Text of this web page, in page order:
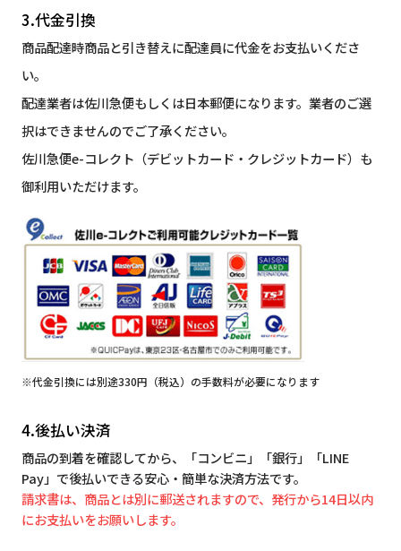
3.代金引換
商品配達時商品と引き替えに配達員に代金をお支払いくださ
い。
配達業者は佐川急便もしくは日本郵便になります。業者のご選
択はできませんのでご了承ください。
佐川急便e-コレクト（デビットカード・クレジットカード）も
御利用いただけます。
※代金引換には別途330円（税込）の手数料が必要になります
4.後払い決済
商品の到着を確認してから、「コンビニ」「銀行」「LINE
Pay」で後払いできる安心・簡単な決済方法です。
請求書は、商品とは別に郵送されますので、発行から14日以内
にお支払いをお願いします。